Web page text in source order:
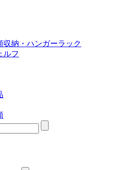
収納・ハンガーラック
ルフ